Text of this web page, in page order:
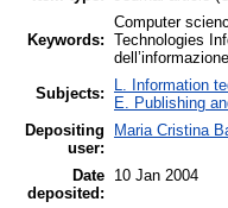
Keywords:
Computer
Technologies
Subjects:
L. Information
E. Publishing
Depositing
user:
Maria Cristina
Date
deposited:
10 Jan 2004